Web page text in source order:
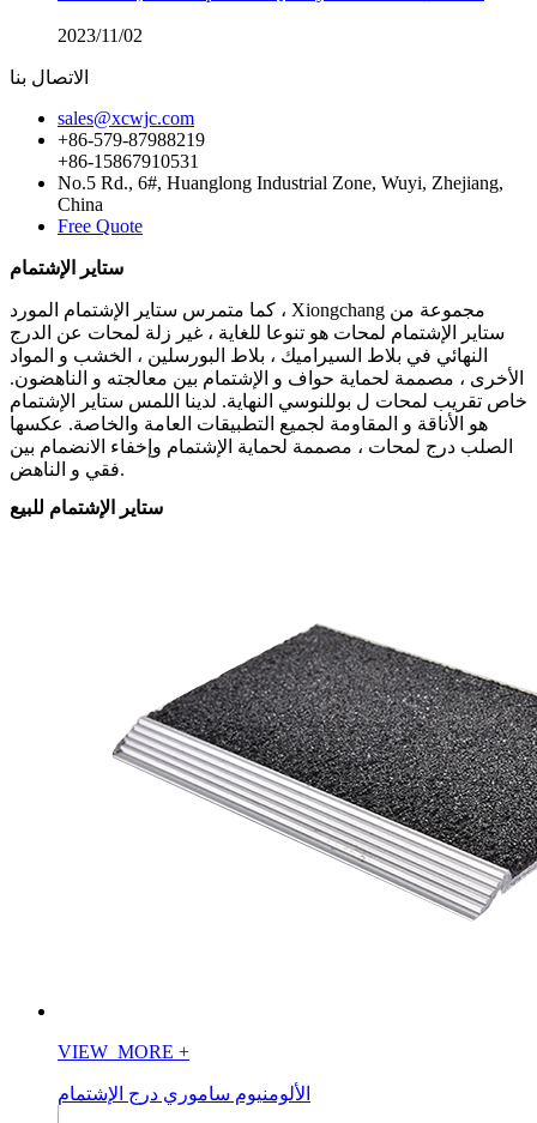
2023/11/02
الاتصال بنا
sales@xcwjc.com
+86-579-87988219
+86-15867910531
No.5 Rd., 6#, Huanglong Industrial Zone, Wuyi, Zhejiang,
China
Free Quote
ستاير الإشتمام
كما متمرس ستاير الإشتمام المورد ، Xiongchang مجموعة من
ستاير الإشتمام لمحات هو تنوعا للغاية ، غير زلة لمحات عن الدرج
النهائي في بلاط السيراميك ، بلاط البورسلين ، الخشب و المواد
الأخرى ، مصممة لحماية حواف و الإشتمام بين معالجته و الناهضون.
خاص تقريب لمحات ل بوللنوسي النهاية. لدينا اللمس ستاير الإشتمام
هو الأناقة و المقاومة لجميع التطبيقات العامة والخاصة. عكسها
الصلب درج لمحات ، مصممة لحماية الإشتمام وإخفاء الانضمام بين
فقي و الناهض.
ستاير الإشتمام للبيع
VIEW_MORE +
الألومنيوم ساموري درج الإشتمام